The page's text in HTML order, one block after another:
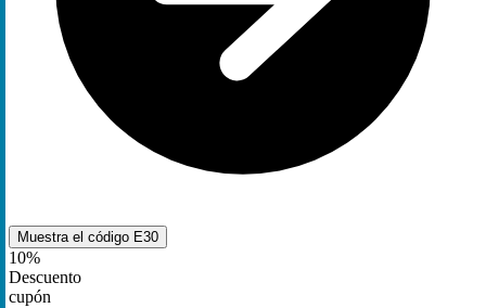
Muestra el código E30
10%
Descuento
cupón